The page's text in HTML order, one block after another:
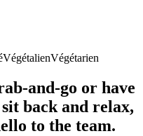
VégétalienVégétarien
and-go or have
back and relax,
to the team.